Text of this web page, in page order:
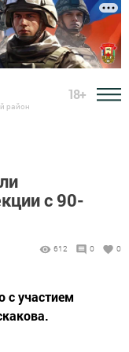
район
18+
с 90-
612 0 0
с участием